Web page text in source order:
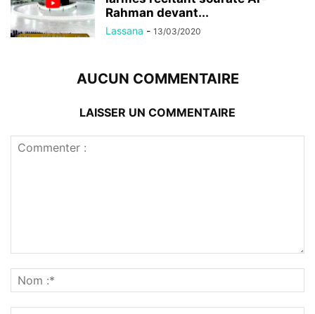
Rahman devant...
Lassana - 13/03/2020
AUCUN COMMENTAIRE
LAISSER UN COMMENTAIRE